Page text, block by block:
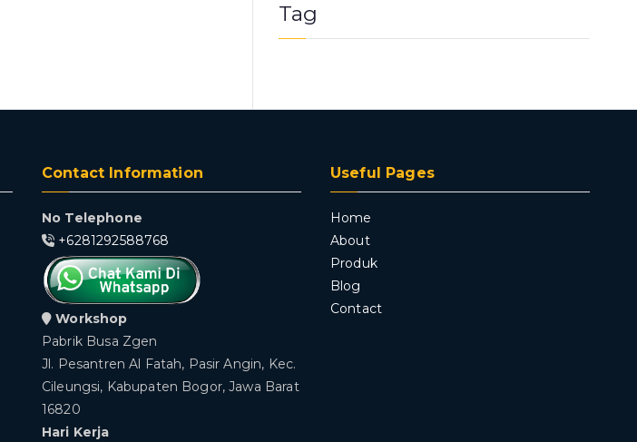
Tag
Contact Information
No Telephone
+6281292588768
Workshop
Pabrik Busa Zgen
Jl. Pesantren Al Fatah, Pasir Angin, Kec.
Cileungsi, Kabupaten Bogor, Jawa Barat
16820
Hari Kerja
Useful Pages
Home
About
Produk
Blog
Contact